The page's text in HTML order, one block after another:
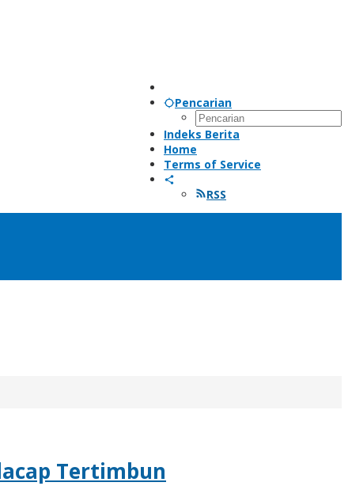
Pencarian
Indeks Berita
Home
Terms of Service
RSS
Tertimbun